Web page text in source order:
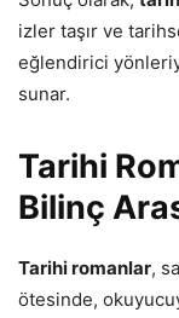
izler taşır ve
eğlendirici
sunar.
Tarihi
Bilinç
Tarihi romanlar,
ötesinde,